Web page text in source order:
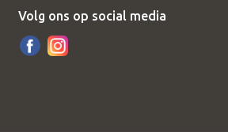
Volg ons op social media